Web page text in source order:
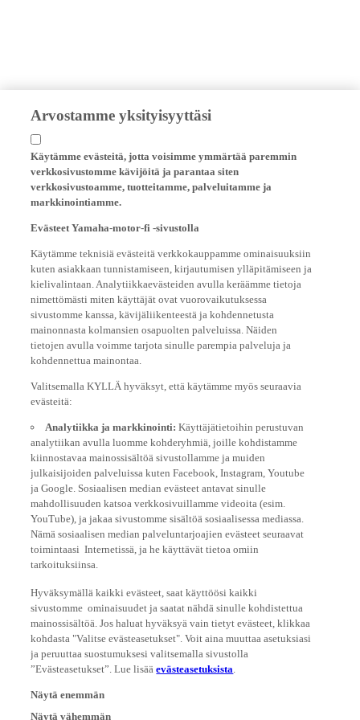
Arvostamme yksityisyyttäsi
Käytämme evästeitä, jotta voisimme ymmärtää paremmin
verkkosivustomme kävijöitä ja parantaa siten
verkkosivustoamme, tuotteitamme, palveluitamme ja
markkinointiamme.
Evästeet Yamaha-motor-fi -sivustolla
Käytämme teknisiä evästeitä verkkokauppamme ominaisuuksiin
kuten asiakkaan tunnistamiseen, kirjautumisen ylläpitämiseen ja
kielivalintaan. Analytiikkaevästeiden avulla keräämme tietoja
nimettömästi miten käyttäjät ovat vuorovaikutuksessa
sivustomme kanssa, kävijäliikenteestä ja kohdennetusta
mainonnasta kolmansien osapuolten palveluissa. Näiden
tietojen avulla voimme tarjota sinulle parempia palveluja ja
kohdennettua mainontaa.
Valitsemalla KYLLÄ hyväksyt, että käytämme myös seuraavia
evästeitä:
Analytiikka ja markkinointi:Käyttäjätietoihin perustuvan
analytiikan avulla luomme kohderyhmiä, joille kohdistamme
kiinnostavaa mainossisältöä sivustollamme ja muiden
julkaisijoiden palveluissa kuten Facebook, Instagram, Youtube
ja Google. Sosiaalisen median evästeet antavat sinulle
mahdollisuuden katsoa verkkosivuillamme videoita (esim.
YouTube), ja jakaa sivustomme sisältöä sosiaalisessa mediassa.
Nämä sosiaalisen median palveluntarjoajien evästeet seuraavat
toimintaasi Internetissä, ja he käyttävät tietoa omiin
tarkoituksiinsa.
Hyväksymällä kaikki evästeet, saat käyttöösi kaikki
sivustomme ominaisuudet ja saatat nähdä sinulle kohdistettua
mainossisältöä. Jos haluat hyväksyä vain tietyt evästeet, klikkaa
kohdasta "Valitse evästeasetukset". Voit aina muuttaa asetuksiasi
ja peruuttaa suostumuksesi valitsemalla sivustolla
”Evästeasetukset”. Lue lisää
evästeasetuksista
Näytä enemmän
Näytä vähemmän